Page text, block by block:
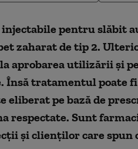
pentru slăbit
zaharat de tip 2.
aprobarea utilizării și
Însă tratamentul poate
eliberat pe bază de
respectate. Sunt
și clienților care spun